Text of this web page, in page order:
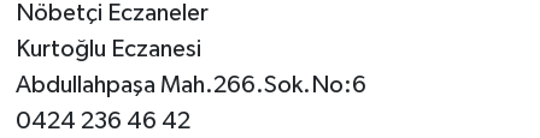
Nöbetçi Eczaneler
Kurtoğlu Eczanesi
Abdullahpaşa Mah.266.Sok.No:6
0424 236 46 42